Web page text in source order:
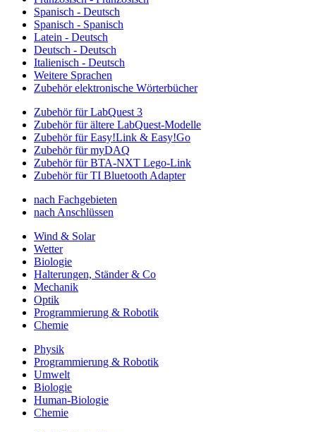
Spanisch - Deutsch
Spanisch - Spanisch
Latein - Deutsch
Deutsch - Deutsch
Italienisch - Deutsch
Weitere Sprachen
Zubehör elektronische Wörterbücher
Zubehör für LabQuest 3
Zubehör für ältere LabQuest-Modelle
Zubehör für Easy!Link & Easy!Go
Zubehör für myDAQ
Zubehör für BTA-NXT Lego-Link
Zubehör für TI Bluetooth Adapter
nach Fachgebieten
nach Anschlüssen
Wind & Solar
Wetter
Biologie
Halterungen, Ständer & Co
Mechanik
Optik
Programmierung & Robotik
Chemie
Physik
Programmierung & Robotik
Umwelt
Biologie
Human-Biologie
Chemie